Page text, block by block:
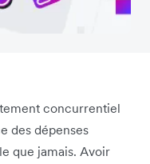
concurrentiel
des dépenses
que jamais. Avoir